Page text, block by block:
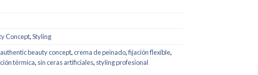
Concept,Styling
authentic beauty concept,crema de peinado,fijación flexible,
térmica, sin ceras artificiales, styling profesional